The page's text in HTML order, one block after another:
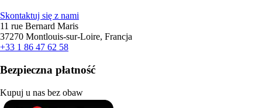
Skontaktuj się z nami
11 rue Bernard Maris
37270 Montlouis-sur-Loire, Francja
+33 1 86 47 62 58
Bezpieczna płatność
Kupuj u nas bez obaw